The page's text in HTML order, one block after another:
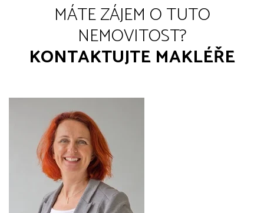
MÁTE ZÁJEM O TUTO
NEMOVITOST?
KONTAKTUJTE MAKLÉŘE